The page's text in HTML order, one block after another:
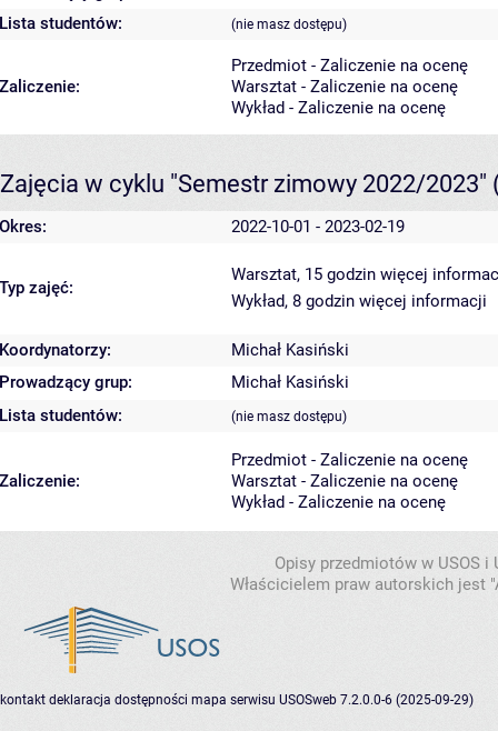
Lista studentów:
(nie masz dostępu)
Zaliczenie:
Przedmiot - Zaliczenie na ocenę
Warsztat - Zaliczenie na ocenę
Wykład - Zaliczenie na ocenę
Zajęcia w cyklu "Semestr zimowy 2022/2023"
Okres: 2022-10-01 - 2023-02-19
Typ zajęć:
Warsztat, 15 godzin więcej
Wykład, 8 godzin więcej informacji
Koordynatorzy:
Michał Kasiński
Prowadzący grup:
Michał Kasiński
Lista studentów:
(nie masz dostępu)
Zaliczenie:
Przedmiot - Zaliczenie na ocenę
Warsztat - Zaliczenie na ocenę
Wykład - Zaliczenie na ocenę
Opisy przedmiotów w USOS
Właścicielem praw autorskich jest
kontakt deklaracja dostępności mapa serwisu USOSweb 7.2.0.0-6 (2025-09-29)